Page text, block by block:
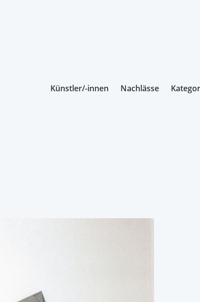
Künstler/-innen Nachlässe